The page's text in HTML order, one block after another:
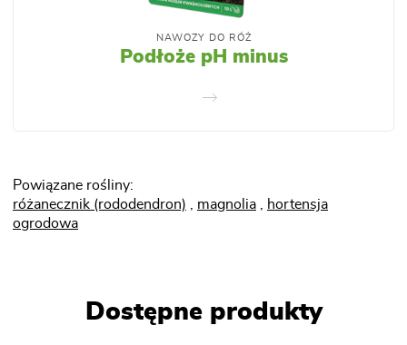
NAWOZY DO RÓŻ
Podłoże pH minus
Powiązane rośliny:
różanecznik (rododendron) , magnolia , hortensja
ogrodowa
Dostępne produkty